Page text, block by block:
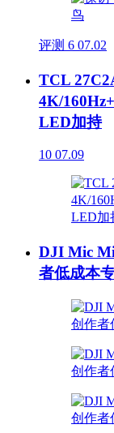
评测 6 07.02
TCL
4K/
LED加持
10 07.09
DJI Mic
者低成本